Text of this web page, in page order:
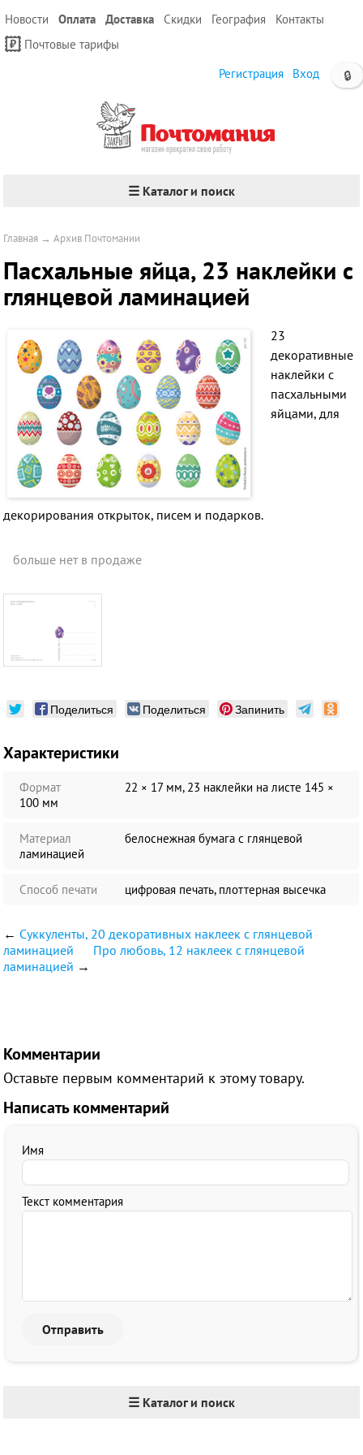
Новости Оплата Доставка Скидки География
Контакты
Почтовые тарифы
🔒
Регистрация Вход
☰ Каталог и поиск
Главная →Архив Почтомании
Пасхальные яйца, 23 наклейки с
глянцевой ламинацией
23
декоративные
наклейки с
пасхальными
яйцами, для
декорирования открыток, писем и подарков.
больше нет в продаже
Поделиться Поделиться Запинить
Характеристики
Формат
22 × 17 мм, 23 наклейки на листе 145 ×
100 мм
Материал
белоснежная бумага c глянцевой
ламинацией
Способ печати цифровая печать, плоттерная высечка
← Суккуленты, 20 декоративных наклеек с глянцевой
ламинацией
Про любовь, 12 наклеек с глянцевой
ламинацией →
Комментарии
Оставьте первым комментарий к этому товару.
Написать комментарий
Имя
Текст комментария
☰ Каталог и поиск